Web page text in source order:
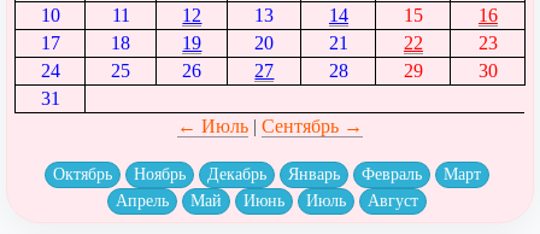
10
11 12 13 14 15
16
17
18 19 20 21 22
23
24
25 26 27 28 29
30
31
← Июль| Сентябрь →
Октябрь Ноябрь Декабрь Январь Февраль
Март
Апрель
Май Июнь Июль Август